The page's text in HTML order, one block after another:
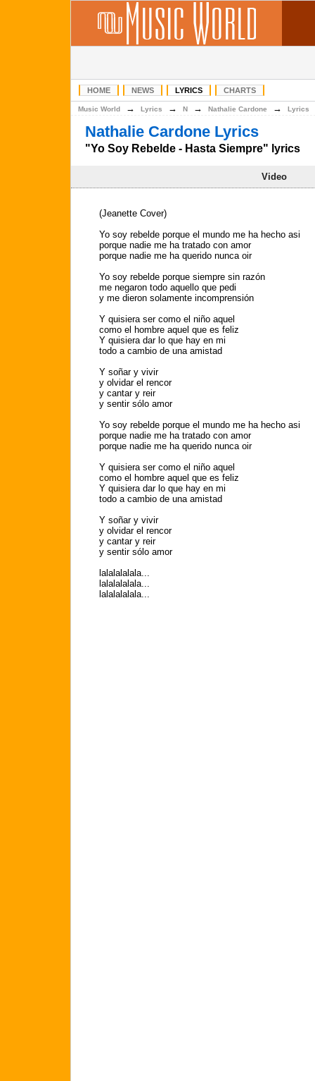
HOME NEWS LYRICS CHARTS
Music World → Lyrics → N → Nathalie Cardone → Lyrics
Nathalie Cardone Lyrics
"Yo Soy Rebelde - Hasta Siempre" lyrics
Video
(Jeanette Cover)
Yo soy rebelde porque el mundo me ha hecho asi
porque nadie me ha tratado con amor
porque nadie me ha querido nunca oir
Yo soy rebelde porque siempre sin razón
me negaron todo aquello que pedi
y me dieron solamente incomprensión
Y quisiera ser como el niño aquel
como el hombre aquel que es feliz
Y quisiera dar lo que hay en mi
todo a cambio de una amistad
Y soñar y vivir
y olvidar el rencor
y cantar y reir
y sentir sólo amor
Yo soy rebelde porque el mundo me ha hecho asi
porque nadie me ha tratado con amor
porque nadie me ha querido nunca oir
Y quisiera ser como el niño aquel
como el hombre aquel que es feliz
Y quisiera dar lo que hay en mi
todo a cambio de una amistad
Y soñar y vivir
y olvidar el rencor
y cantar y reir
y sentir sólo amor
lalalalalala...
lalalalalala...
lalalalalala...